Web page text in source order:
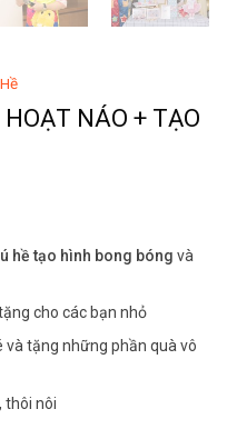
NÁO + TẠO
hề tạo hình bong bóng và
cho các bạn nhỏ
và tặng những phần quà vô
thôi nôi